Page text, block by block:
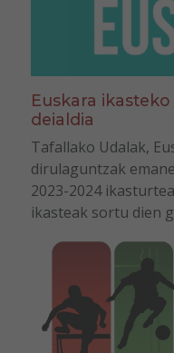
Euskara
deialdia
Tafallako Udalak,
dirulaguntzak
2023-2024
ikasteak sortu dien